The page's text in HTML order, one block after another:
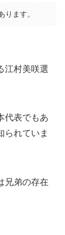
ります。
江村美咲選
代表でもあ
られていま
兄弟の存在